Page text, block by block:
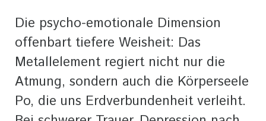
Die psycho-emotionale Dimension
offenbart tiefere Weisheit: Das
Metallelement regiert nicht nur die
Atmung, sondern auch die Körperseele
Po, die uns Erdverbundenheit verleiht.